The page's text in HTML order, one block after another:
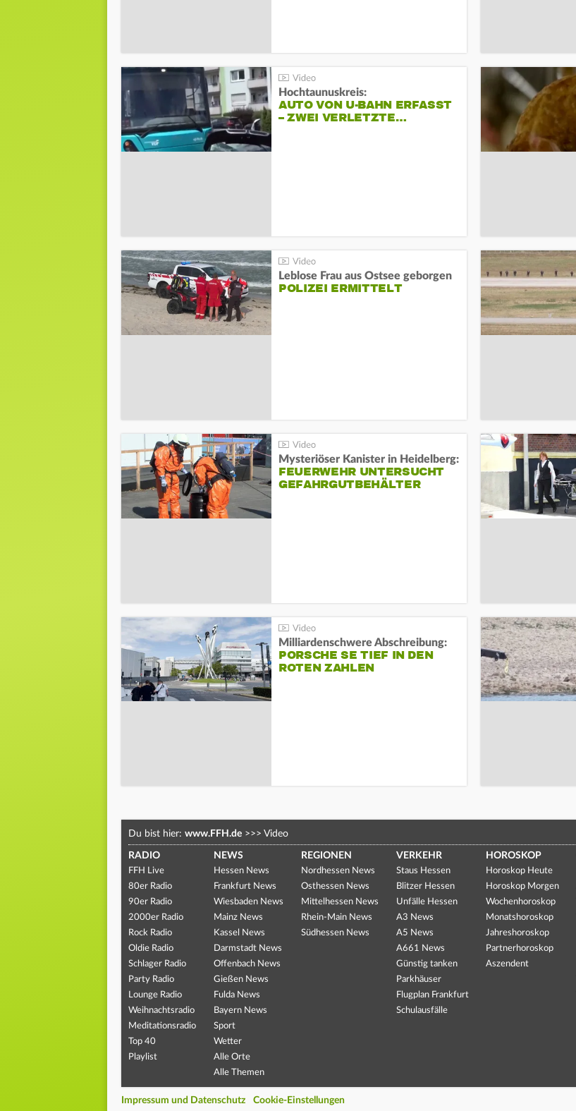
Hochtaunuskreis:
AUTO VON U-BAHN ERFASST
– ZWEI VERLETZTE…
Leblose Frau aus Ostsee geborgen
POLIZEI ERMITTELT
Mysteriöser Kanister in Heidelberg:
FEUERWEHR UNTERSUCHT
GEFAHRGUTBEHÄLTER
Milliardenschwere Abschreibung:
PORSCHE SE TIEF IN DEN
ROTEN ZAHLEN
Du bist hier: www.FFH.de >>> Video
RADIO
FFH Live
80er Radio
90er Radio
2000er Radio
Rock Radio
Oldie Radio
Schlager Radio
Party Radio
Lounge Radio
Weihnachtsradio
Meditationsradio
Top 40
Playlist
NEWS
Hessen News
Frankfurt News
Wiesbaden News
Mainz News
Kassel News
Darmstadt News
Offenbach News
Gießen News
Fulda News
Bayern News
Sport
Wetter
Alle Orte
Alle Themen
REGIONEN
Nordhessen News
Osthessen News
Mittelhessen News
Rhein-Main News
Südhessen News
VERKEHR
Staus Hessen
Blitzer Hessen
Unfälle Hessen
A3 News
A5 News
A661 News
Günstig tanken
Parkhäuser
Flugplan Frankfurt
Schulausfälle
HOROSKOP
Horoskop Heute
Horoskop Morgen
Wochenhoroskop
Monatshoroskop
Jahreshoroskop
Partnerhoroskop
Aszendent
Impressum und Datenschutz Cookie-Einstellungen